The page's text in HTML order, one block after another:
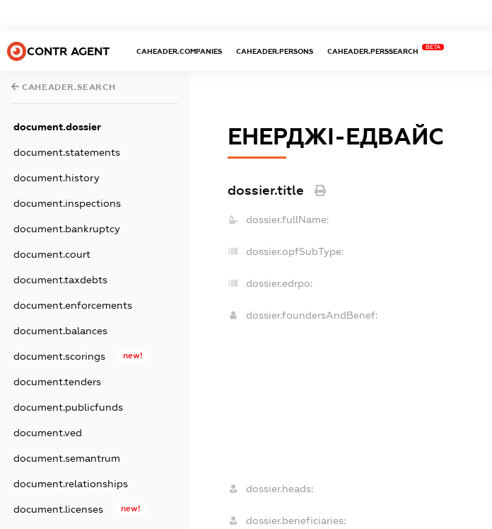
CONTR AGENT CAHEADER.COMPANIES CAHEADER.PERSONS CAHEADER.PERSSEARCH
BETA
CAHEADER.SEARCH
document.dossier
document.statements
document.history
document.inspections
document.bankruptcy
document.court
document.taxdebts
document.enforcements
document.balances
document.scorings new!
document.tenders
document.publicfunds
document.ved
document.semantrum
document.relationships
document.licenses new!
ЕНЕРДЖІ-ЕДВАЙС
dossier.title
dossier.fullName:
dossier.opfSubType:
dossier.edrpo:
dossier.foundersAndBenef:
dossier.heads:
dossier.beneficiaries: